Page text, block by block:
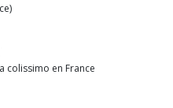
colissimo en France